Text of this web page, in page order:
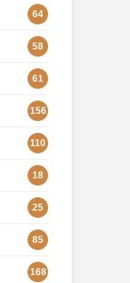
64
58
61
156
110
18
25
85
168